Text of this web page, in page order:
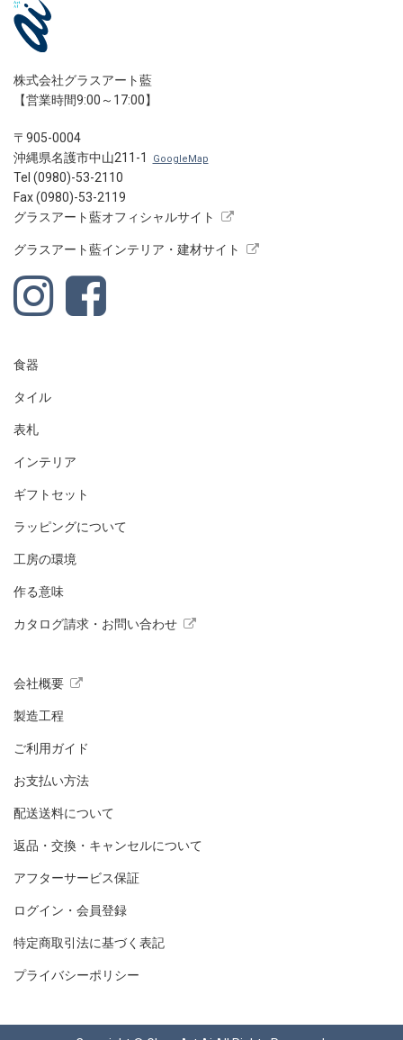
株式会社グラスアート藍
【営業時間9:00～17:00】
〒905-0004
沖縄県名護市中山211-1
GoogleMap
Tel (0980)-53-2110
Fax (0980)-53-2119
グラスアート藍オフィシャルサイト
グラスアート藍インテリア・建材サイト
食器
タイル
表札
インテリア
ギフトセット
ラッピングについて
工房の環境
作る意味
カタログ請求・お問い合わせ
会社概要
製造工程
ご利用ガイド
お支払い方法
配送送料について
返品・交換・キャンセルについて
アフターサービス保証
ログイン・会員登録
特定商取引法に基づく表記
プライバシーポリシー